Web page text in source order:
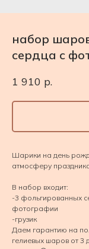
набор
сердца с
1 910 р.
Шарики на день
атмосферу
В набор входит:
-3 фольгированных
фотографии
-грузик
Даем гарантию на
гелиевых шаров от 3